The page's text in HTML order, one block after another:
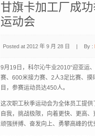
甘旗卡加工厂成
运动会
Posted at 2012 年 9 月 28 日 | By :
9月19日，科尔沁牛业2010“迎亚运
赛、600米接力赛、2人3足比赛、
目，参赛运动员达450人。
这次职工秋季运动会为全体员工提
自我，挑战极限，向着更快、更高
顽强拼搏、奋发向上、勇攀高峰的优